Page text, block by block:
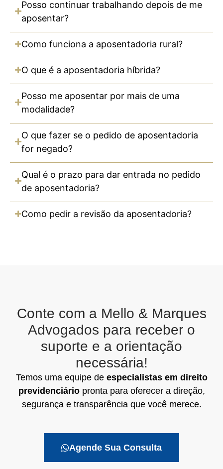
Posso continuar trabalhando depois de me
aposentar?
Como funciona a aposentadoria rural?
O que é a aposentadoria híbrida?
Posso me aposentar por mais de uma
modalidade?
O que fazer se o pedido de aposentadoria
for negado?
Qual é o prazo para dar entrada no pedido
de aposentadoria?
Como pedir a revisão da aposentadoria?
Conte com a Mello & Marques
Advogados para receber o
suporte e a orientação
necessária!
Temos uma equipe de especialistas em direito
previdenciário pronta para oferecer a direção,
segurança e transparência que você merece.
Agende Sua Consulta